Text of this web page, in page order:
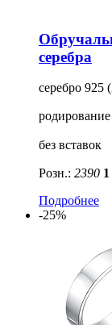
серебра
серебро 925
родирование
без вставок
Розн.: 2390
Подробнее
-25%